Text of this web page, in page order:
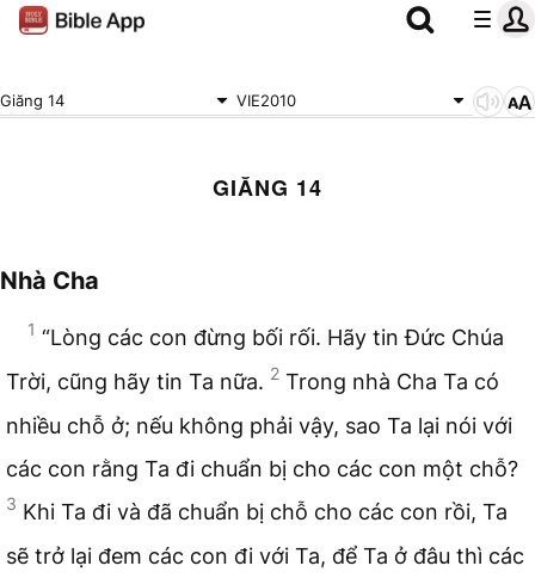
Giăng 14 VIE2010
GIĂNG 14
Nhà Cha
1 “Lòng các con đừng bối rối. Hãy tin Đức Chúa
Trời, cũng hãy tin Ta nữa. 2 Trong nhà Cha Ta có
nhiều chỗ ở; nếu không phải vậy, sao Ta lại nói với
các con rằng Ta đi chuẩn bị cho các con một chỗ?
3 Khi Ta đi và đã chuẩn bị chỗ cho các con rồi, Ta
sẽ trở lại đem các con đi với Ta, để Ta ở đâu thì các